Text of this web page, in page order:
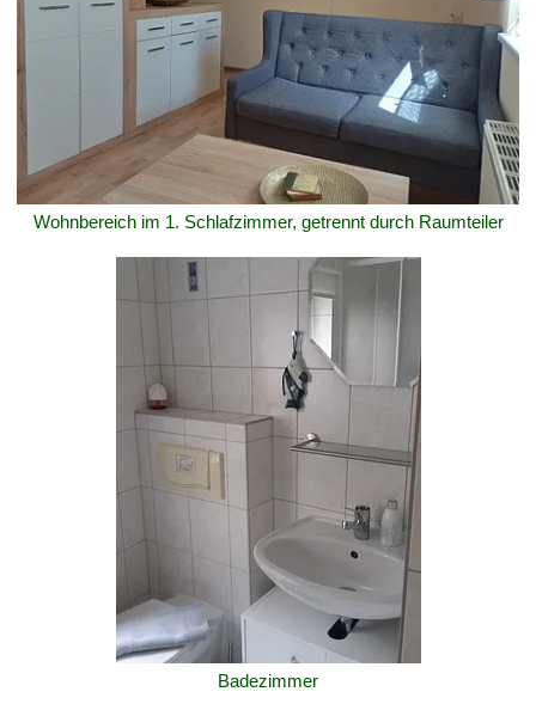
Wohnbereich im 1. Schlafzimmer, getrennt durch Raumteiler
Badezimmer